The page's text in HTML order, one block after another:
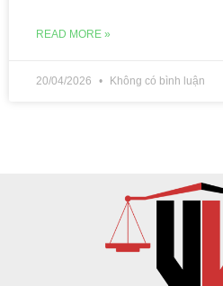
READ MORE »
20/04/2026 Không có bình luận